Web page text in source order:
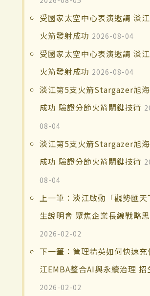
受國家太空中心表演邀請 淡
火箭發射成功 2026-08-04
受國家太空中心表演邀請 淡
火箭發射成功 2026-08-04
淡江第5支火箭Stargazer旭
成功 驗證分節火箭關鍵技術
08-04
淡江第5支火箭Stargazer旭
成功 驗證分節火箭關鍵技術
08-04
上一筆：淡江啟動「觀勢匯天
生說明會 聚焦企業長線戰略
2026-02-02
下一筆：管理精英如何快速充
江EMBA整合AI與永續治理 招
2026-02-02